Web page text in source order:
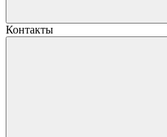
Контакты